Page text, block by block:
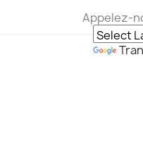
Appelez-